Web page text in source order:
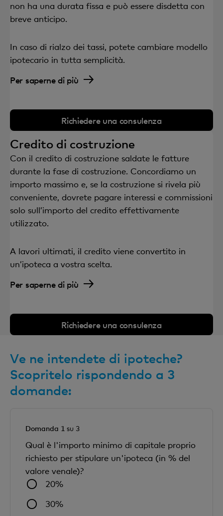
non ha una durata fissa e può essere disdetta con
breve anticipo.
In caso di rialzo dei tassi, potete cambiare modello
ipotecario in tutta semplicità.
Per saperne di più
Richiedere una consulenza
Credito di costruzione
Con il credito di costruzione saldate le fatture
durante la fase di costruzione. Concordiamo un
importo massimo e, se la costruzione si rivela più
conveniente, dovrete pagare interessi e commissioni
solo sull’importo del credito effettivamente
utilizzato.
A lavori ultimati, il credito viene convertito in
un’ipoteca a vostra scelta.
Per saperne di più
Richiedere una consulenza
Ve ne intendete di ipoteche?
Scopritelo rispondendo a 3
domande:
Domanda 1 su 3
Qual è l'importo minimo di capitale proprio
richiesto per stipulare un'ipoteca (in % del
valore venale)?
20%
30%